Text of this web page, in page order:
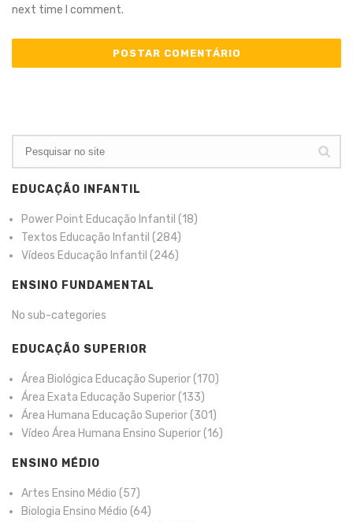
next time I comment.
EDUCAÇÃO INFANTIL
Power Point Educação Infantil (18)
Textos Educação Infantil (284)
Vídeos Educação Infantil (246)
ENSINO FUNDAMENTAL
No sub-categories
EDUCAÇÃO SUPERIOR
Área Biológica Educação Superior(170)
Área Exata Educação Superior(133)
Área Humana Educação Superior(301)
Vídeo Área Humana Ensino Superior(16)
ENSINO MÉDIO
Artes Ensino Médio (57)
Biologia Ensino Médio (64)